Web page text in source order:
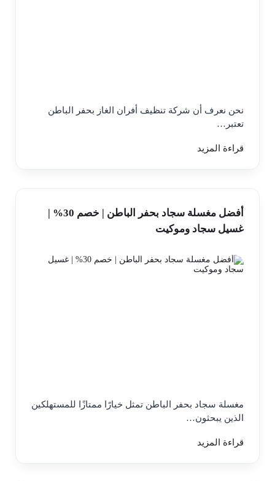
نحن نعرف أن شركة تنظيف أفران الغاز بحفر الباطن
تعتبر…
قراءة المزيد
أفضل مغسلة سجاد بحفر الباطن | خصم 30% |
غسيل سجاد وموكيت
مغسلة سجاد بحفر الباطن تمثل خيارًا ممتازًا للمستهلكين
الذين يبحثون…
قراءة المزيد